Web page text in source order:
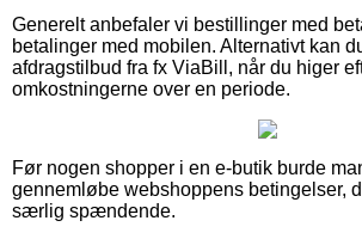
Generelt anbefaler vi bestillinger med
betalinger med mobilen. Alternativt kan
afdragstilbud fra fx ViaBill, når du higer
omkostningerne over en periode.
Før nogen shopper i en e-butik burde
gennemløbe webshoppens betingelser,
særlig spændende.